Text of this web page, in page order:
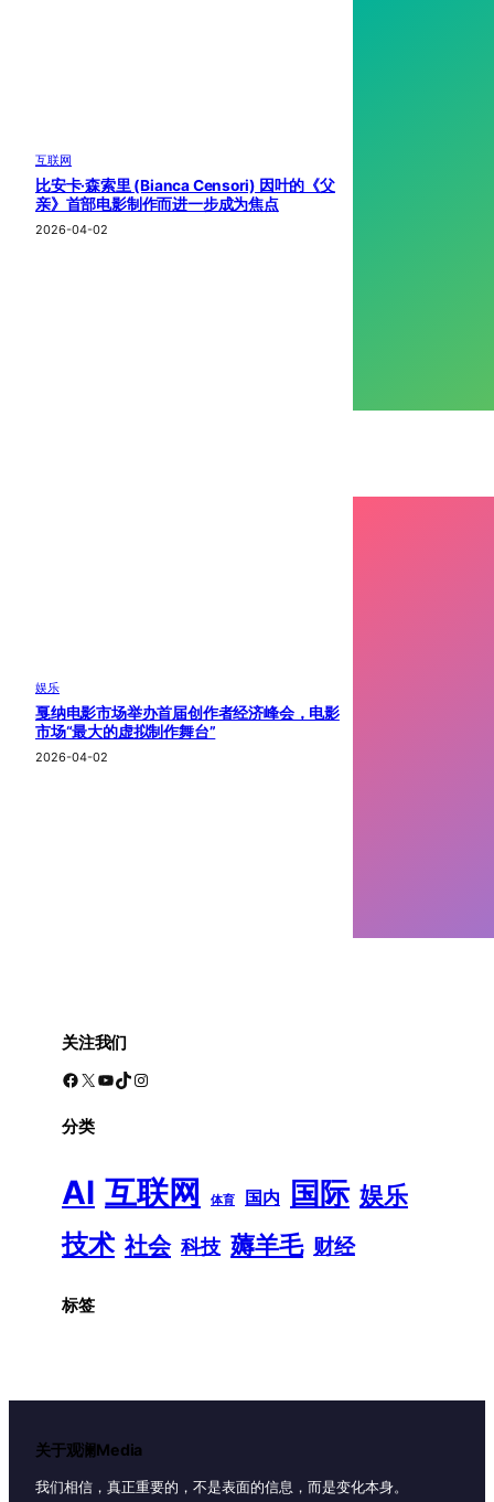
互联网
比安卡·森索里 (Bianca Censori) 因叶的《父
亲》首部电影制作而进一步成为焦点
2026-04-02
娱乐
戛纳电影市场举办首届创作者经济峰会，电影
市场“最大的虚拟制作舞台”
2026-04-02
关注我们
Facebook X YouTube TikTok Instagram
分类
AI 互联网 体育 国内 国际 娱乐
技术 社会 科技 薅羊毛 财经
标签
关于观澜Media
我们相信，真正重要的，不是表面的信息，而是变化本身。